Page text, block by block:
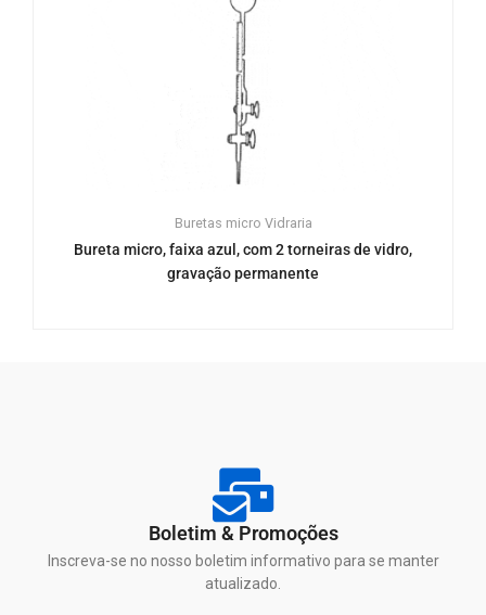
Buretas micro Vidraria
Bureta micro, faixa azul, com 2 torneiras de vidro,
gravação permanente
Boletim & Promoções
Inscreva-se no nosso boletim informativo para se manter
atualizado.